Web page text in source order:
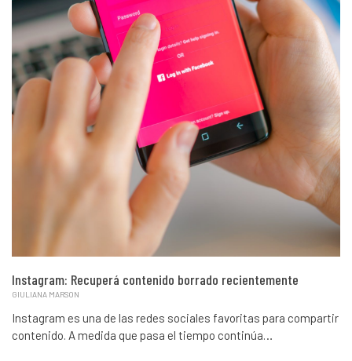
Instagram: Recuperá contenido borrado recientemente
GIULIANA MARSON
Instagram es una de las redes sociales favoritas para compartir
contenido. A medida que pasa el tiempo continúa…